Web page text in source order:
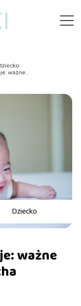
ważne
Dziecko
ważne